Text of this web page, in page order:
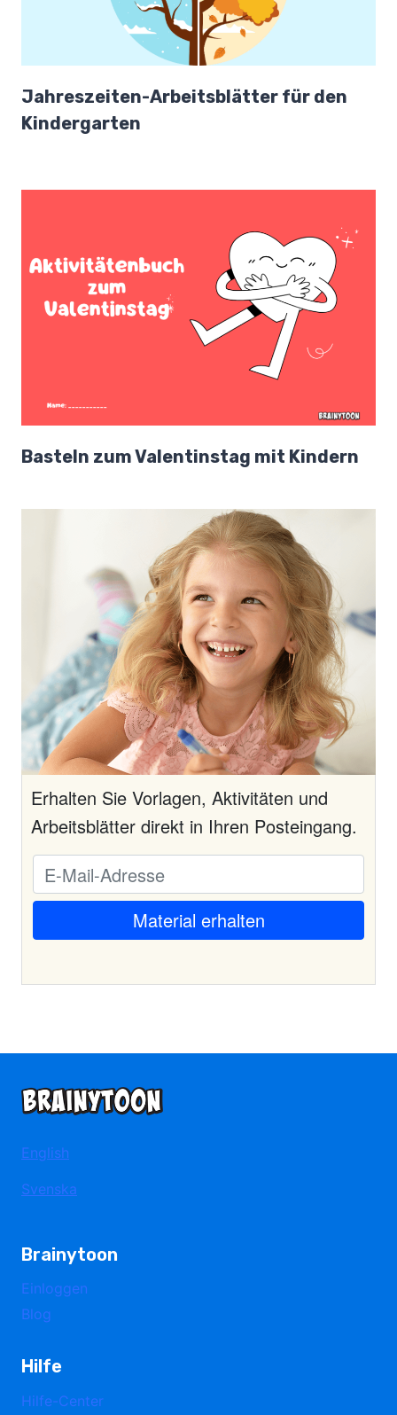
Jahreszeiten-Arbeitsblätter für den
Kindergarten
Basteln zum Valentinstag mit Kindern
Erhalten Sie Vorlagen, Aktivitäten und
Arbeitsblätter direkt in Ihren Posteingang.
English
Svenska
Brainytoon
Einloggen
Blog
Hilfe
Hilfe-Center